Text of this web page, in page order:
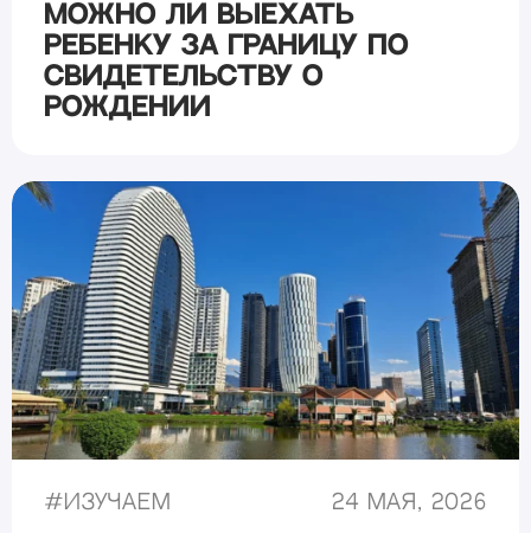
Можно ли выехать
ребенку за границу по
свидетельству о
рождении
#Изучаем 24 мая, 2026